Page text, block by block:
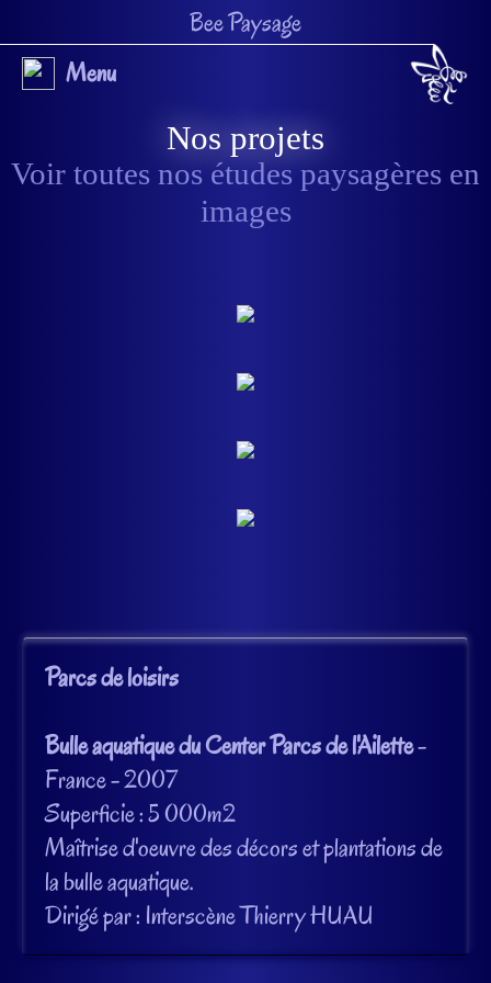
Bee Paysage
Menu
Nos projets
Voir toutes nos études paysagères en
images
Parcs de loisirs
Bulle aquatique du Center Parcs de l'Ailette-
France - 2007
Superficie : 5 000m2
Maîtrise d'oeuvre des décors et plantations de
la bulle aquatique.
Dirigé par : Interscène Thierry HUAU